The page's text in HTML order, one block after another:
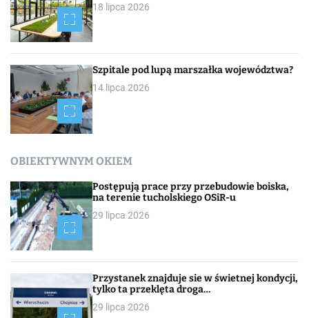
18 lipca 2026
Szpitale pod lupą marszałka województwa?
14 lipca 2026
OBIEKTYWNYM OKIEM
Postępują prace przy przebudowie boiska,
na terenie tucholskiego OSiR-u
29 lipca 2026
Przystanek znajduje sie w świetnej kondycji,
tylko ta przeklęta droga…
29 lipca 2026